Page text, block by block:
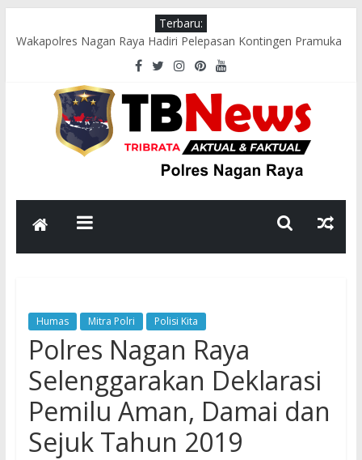
Terbaru:
Wakapolres Nagan Raya Hadiri Pelepasan Kontingen Pramuka
Menuju Cibubur di Pendopo Bupati
Polsek Seunagan Timur Gelar Pengaturan Lalu Lintas Pagi di
Lokasi Rawan Kecelakaan dan Kemacetan
Polsek Tadu Raya Sambangi Dapur MBG, Pastikan Kebersihan
dan Kelayakan Pengolahan Makanan
sambut HUT ke-81 RI, Bhabinkamtibmas Polsek Seunagan
Ajak Warga Kibarkan Bendera Merah Putih
Polsek Kuala Polres Nagan Raya Gelar Patroli dan Sosialisasi
Pencegahan Karhutla
Humas Mitra Polri Polisi Kita
Polres Nagan Raya
Selenggarakan Deklarasi
Pemilu Aman, Damai dan
Sejuk Tahun 2019